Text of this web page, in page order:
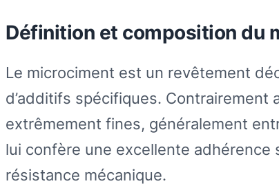
Définition et composition du
Le microciment est un revêtement
d’additifs spécifiques. Contrairement
extrêmement fines, généralement
lui confère une excellente
résistance mécanique.